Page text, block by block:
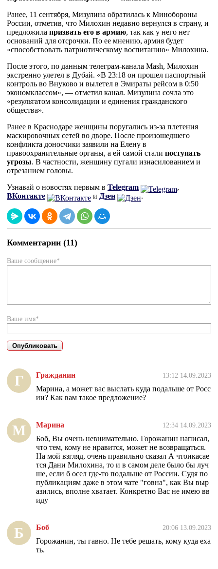
Ранее, 11 сентября, Мизулина обратилась к Минобороны
России, отметив, что Милохин недавно вернулся в страну, и
предложила призвать его в армию, так как у него нет
оснований для отсрочки. По ее мнению, армия будет
«способствовать патриотическому воспитанию» Милохина.
После этого, по данным телеграм-канала Mash, Милохин
экстренно улетел в Дубай. «В 23:18 он прошел паспортный
контроль во Внуково и вылетел в Эмираты рейсом в 0:50
экономклассом», — отметил канал. Мизулина сочла это
«результатом консолидации и единения гражданского
общества».
Ранее в Краснодаре женщины поругались из-за плетения
маскировочных сетей во дворе. После произошедшего
конфликта доносчики заявили на Елену в
правоохранительные органы, а ей самой стали поступать
угрозы. В частности, женщину пугали изнасилованием и
отрезанием головы.
Узнавай о новостях первым в Telegram
,
ВКонтакте
и Дзен .
Комментарии (11)
Ваше сообщение*
Ваше имя*
Г Гражданин 13:12 14.09.2023
Марина, а может вас выслать куда подальше от Росс
ии? Как вам такое предложение?
М Марина 12:34 14.09.2023
Боб, Вы очень невнимательно. Горожанин написал,
что тем, кому не нравится, может не возвращаться.
На мой взгляд, очень правильно сказал А чтоикасае
тся Дани Милохина, то и в самом деле было бы луч
ше, если б осел где-то подальше от России. Судя по
публикациям даже в этом чате "говна", как Вы выр
азились, вполне хватает. Конкретно Вас не имею вв
иду
Б Боб 20:06 13.09.2023
Горожанин, ты гавно. Не тебе решать, кому куда еха
ть.